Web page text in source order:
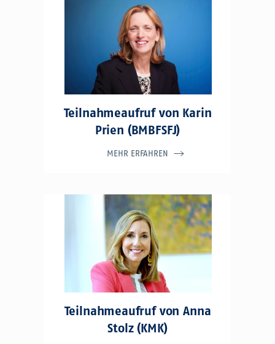
Teilnahmeaufruf von Karin
Prien (BMBFSFJ)
MEHR ERFAHREN
Teilnahmeaufruf von Anna
Stolz (KMK)